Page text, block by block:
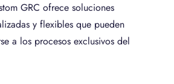
GRC ofrece soluciones
y flexibles que pueden
a los procesos exclusivos del